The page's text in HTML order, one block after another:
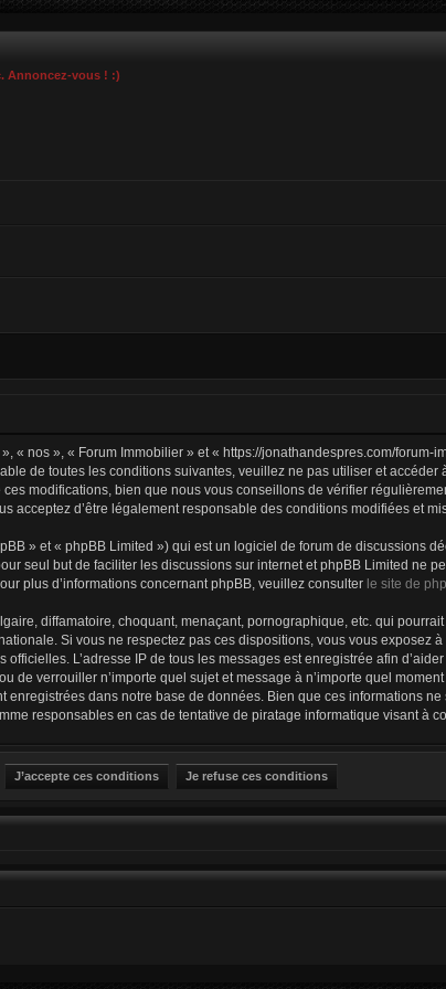
Annoncez-vous ! :)
« nos », « Forum Immobilier » et « https://jonathandespres.com/forum-
de toutes les conditions suivantes, veuillez ne pas utiliser et
modifications, bien que nous vous conseillons de vérifier
acceptez d’être légalement responsable des conditions modifiées et
» et « phpBB Limited ») qui est un logiciel de forum de discussions
seul but de faciliter les discussions sur internet et phpBB Limited ne
plus d’informations concernant phpBB, veuillez consulter le site de
diffamatoire, choquant, menaçant, pornographique, etc. qui
Si vous ne respectez pas ces dispositions, vous vous exposez
L’adresse IP de tous les messages est enregistrée afin
de verrouiller n’importe quel sujet et message à n’importe quel
dans notre base de données. Bien que ces informations
responsables en cas de tentative de piratage informatique visant à